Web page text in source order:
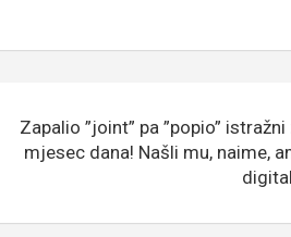
Zapalio ”joint” pa ”popio”
mjesec dana! Našli mu, naime,